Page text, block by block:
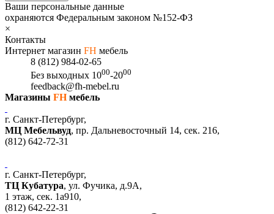
Ваши персональные данные
охраняются Федеральным законом №152-ФЗ
×
Контакты
Интернет магазин FH мебель
8 (812) 984-02-65
Без выходных 1000-2000
feedback@fh-mebel.ru
Магазины FHмебель
г. Санкт-Петербург,
МЦ Мебельвуд, пр. Дальневосточный 14, сек. 216,
(812) 642-72-31
г. Санкт-Петербург,
ТЦ Кубатура, ул. Фучика, д.9А,
1 этаж, сек. 1a910,
(812) 642-22-31